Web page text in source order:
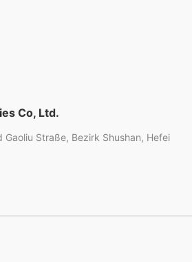
Co, Ltd.
Gaoliu Straße, Bezirk Shushan, Hefei
Thai